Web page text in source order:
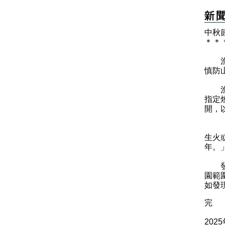
中秋
＊
＊
漁
慎防
漁
指定
開，
生火
年。
發
園範
如發
完
2025